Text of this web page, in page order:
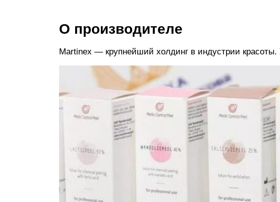
О производителе
Martinex — крупнейший холдинг в индустрии красоты.